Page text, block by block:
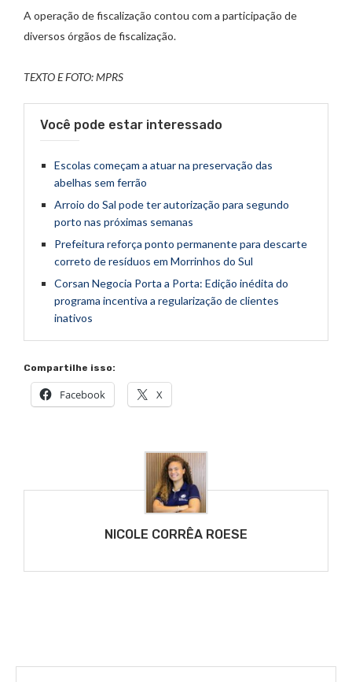
A operação de fiscalização contou com a participação de
diversos órgãos de fiscalização.
TEXTO E FOTO: MPRS
Você pode estar interessado
Escolas começam a atuar na preservação das
abelhas sem ferrão
Arroio do Sal pode ter autorização para segundo
porto nas próximas semanas
Prefeitura reforça ponto permanente para descarte
correto de resíduos em Morrinhos do Sul
Corsan Negocia Porta a Porta: Edição inédita do
programa incentiva a regularização de clientes
inativos
Compartilhe isso:
Facebook X
NICOLE CORRÊA ROESE